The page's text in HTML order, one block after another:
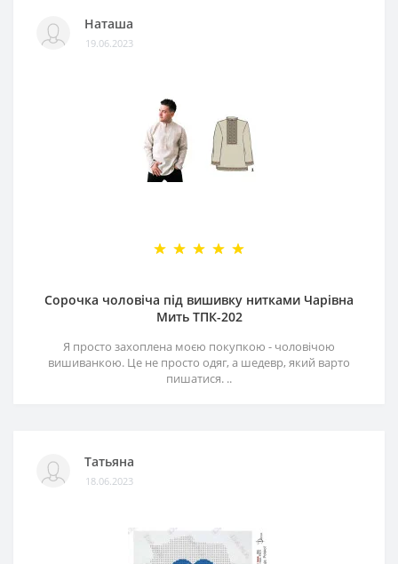
Наташа
19.06.2023
Сорочка чоловіча під вишивку нитками Чарівна
Мить ТПК-202
Я просто захоплена моєю покупкою - чоловічою
вишиванкою. Це не просто одяг, а шедевр, який варто
пишатися. ..
Татьяна
18.06.2023